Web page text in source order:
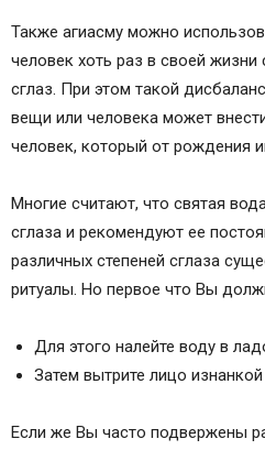
Также агиасму можно
человек хоть раз в своей
сглаз. При этом такой
вещи или человека может
человек, который от рождения
Многие считают, что святая
сглаза и рекомендуют ее
различных степеней сглаза
ритуалы. Но первое что Вы
Для этого налейте воду в
Затем вытрите лицо
Если же Вы часто подвержены